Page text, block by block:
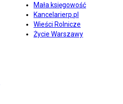
Mała księgowość
Kancelarierp.pl
Wieści Rolnicze
Życie Warszawy